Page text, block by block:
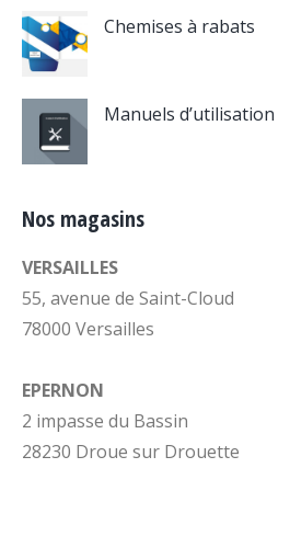
Chemises à rabats
Manuels d’utilisation
Nos magasins
VERSAILLES
55, avenue de Saint-Cloud
78000 Versailles
EPERNON
2 impasse du Bassin
28230 Droue sur Drouette